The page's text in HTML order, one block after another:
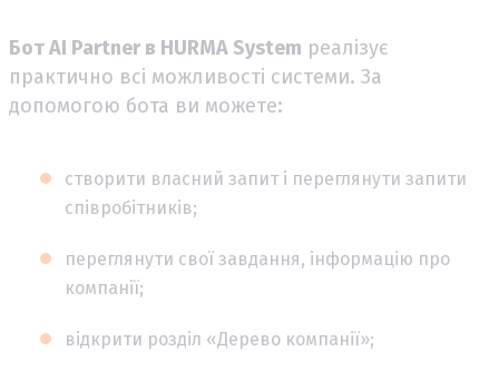
Бот AI Partner в HURMA System реалізує
практично всі можливості системи. За
допомогою бота ви можете:
створити власний запит і переглянути запити
співробітників;
переглянути свої завдання, інформацію про
компанії;
відкрити розділ «Дерево компанії»;